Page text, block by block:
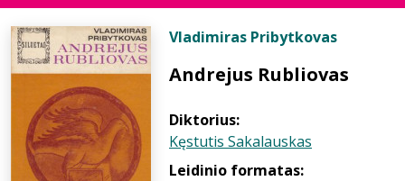
Vladimiras Pribytkovas
Andrejus Rubliovas
Diktorius:
Kęstutis Sakalauskas
Leidinio formatas: